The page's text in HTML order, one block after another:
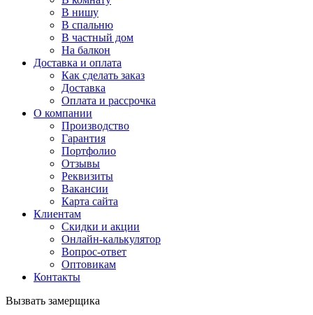
В нишу
В спальню
В частный дом
На балкон
Доставка и оплата
Как сделать заказ
Доставка
Оплата и рассрочка
О компании
Производство
Гарантия
Портфолио
Отзывы
Реквизиты
Вакансии
Карта сайта
Клиентам
Скидки и акции
Онлайн-калькулятор
Вопрос-ответ
Оптовикам
Контакты
Вызвать замерщика